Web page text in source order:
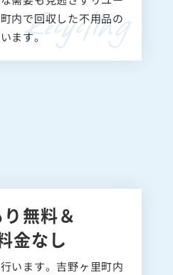
内で回収した不用品の
ます。
無料＆
金なし
います。吉野ヶ里町内